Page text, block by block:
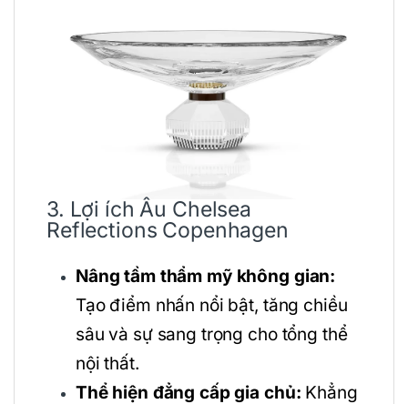
3. Lợi ích Âu Chelsea
Reflections Copenhagen
Nâng tầm thẩm mỹ không gian:
Tạo điểm nhấn nổi bật, tăng chiều
sâu và sự sang trọng cho tổng thể
nội thất.
Thể hiện đẳng cấp gia chủ: Khẳng